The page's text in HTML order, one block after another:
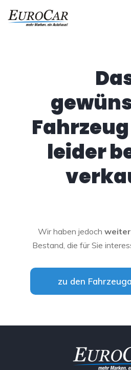
leider
Wir haben jedoch
Bestand, die für Sie
zu den